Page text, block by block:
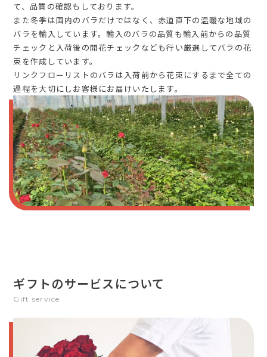
て、品質の確認もしております。
また冬季は国内のバラだけではなく、赤道直下の温暖な地域の
バラを輸入しています。輸入のバラの品質も輸入前からの品質
チェックと入荷後の開花チェックなども行い厳選してバラの花
束を作成しています。
リンクフローリストのバラは入荷前から花束にするまで全ての
過程を大切にしお客様にお届けいたします。
ギフトのサービスについて
Gift service